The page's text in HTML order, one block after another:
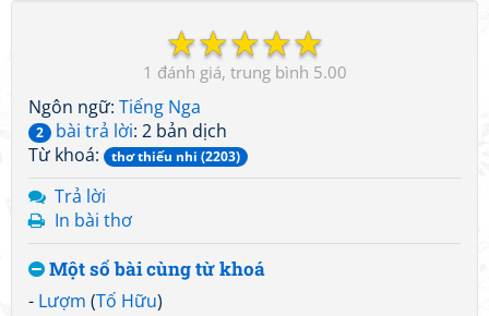
☆
☆
☆
☆
☆
1 5.00
Ngôn ngữ: Tiếng Nga
2 bài trả lời: 2 bản dịch
Từ khoá:
thơ thiếu nhi (2203)
Trả lời
In bài thơ
Một số bài cùng từ khoá
- Lượm (Tố Hữu)